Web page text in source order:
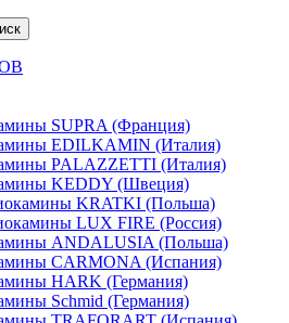
SUPRA (Франция)
EDILKAMIN (Италия)
PALAZZETTI (Италия)
KEDDY (Швеция)
KRATKI (Польша)
LUX FIRE (Россия)
ANDALUSIA (Польша)
CARMONA (Испания)
HARK (Германия)
Schmid (Германия)